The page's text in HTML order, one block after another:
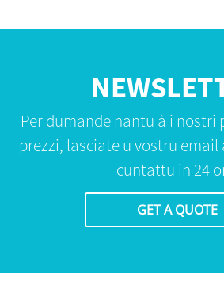
Per dumande nantu à i
prezzi, lasciate u vostru email
cuntattu in 24
GET A QUOTE